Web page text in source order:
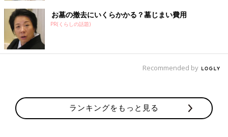
ここまで赤ちゃんらしく泣くことはここ最近なくなってきたた
め、昔のいわゆる「ギャン泣き」と言う感じの、どストレートな
泣き声はどんな感じだったかなとついつい見返してしまうので
す。
きっと、3年後、5年後には、今の息子の動画をたくさん見返して
そのときのために、スマホを機種変更する際は、思い切って容量
の多い機種を選んでいこうと思いました。
お墓の撤去にいくらかかる？墓じまい費用
PR(くらしの話題)
Recommended by
ランキングをもっと見る